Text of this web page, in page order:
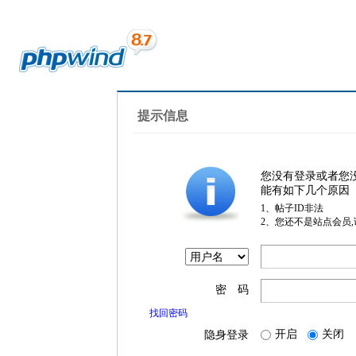
提示信息
您没有登录或者您
能有如下几个原因
1、帖子ID非法
2、您还不是站点会员
密 码
找回密码
隐身登录 开启 关闭